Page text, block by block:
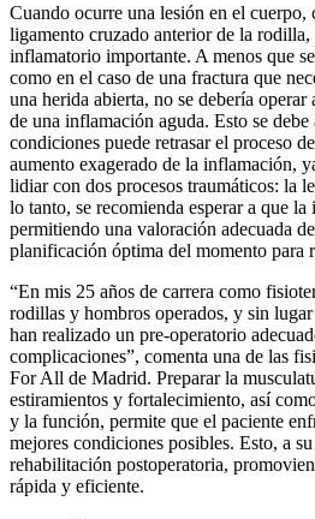
Cuando ocurre una lesión en el cuerpo,
ligamento cruzado anterior de la rodilla,
inflamatorio importante. A menos que
como en el caso de una fractura que
una herida abierta, no se debería
de una inflamación aguda. Esto se debe
condiciones puede retrasar el proceso
aumento exagerado de la inflamación,
lidiar con dos procesos traumáticos: la
lo tanto, se recomienda esperar a que
permitiendo una valoración adecuada
planificación óptima del momento para
“En mis 25 años de carrera como
rodillas y hombros operados, y sin
han realizado un pre-operatorio
complicaciones”, comenta una de las
For All de Madrid. Preparar la
estiramientos y fortalecimiento, así
y la función, permite que el paciente
mejores condiciones posibles. Esto, a
rehabilitación postoperatoria,
rápida y eficiente.